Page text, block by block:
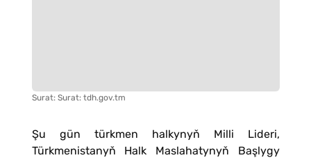
Surat: Surat: tdh.gov.tm
Şu gün türkmen halkynyň Milli Lideri,
Türkmenistanyň Halk Maslahatynyň Başlygy